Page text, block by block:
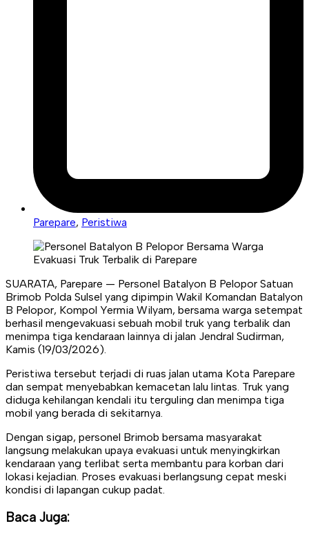
Parepare, Peristiwa
SUARATA, Parepare — Personel Batalyon B Pelopor Satuan
Brimob Polda Sulsel yang dipimpin Wakil Komandan Batalyon
B Pelopor, Kompol Yermia Wilyam, bersama warga setempat
berhasil mengevakuasi sebuah mobil truk yang terbalik dan
menimpa tiga kendaraan lainnya di jalan Jendral Sudirman,
Kamis (19/03/2026).
Peristiwa tersebut terjadi di ruas jalan utama Kota Parepare
dan sempat menyebabkan kemacetan lalu lintas. Truk yang
diduga kehilangan kendali itu terguling dan menimpa tiga
mobil yang berada di sekitarnya.
Dengan sigap, personel Brimob bersama masyarakat
langsung melakukan upaya evakuasi untuk menyingkirkan
kendaraan yang terlibat serta membantu para korban dari
lokasi kejadian. Proses evakuasi berlangsung cepat meski
kondisi di lapangan cukup padat.
Baca Juga: